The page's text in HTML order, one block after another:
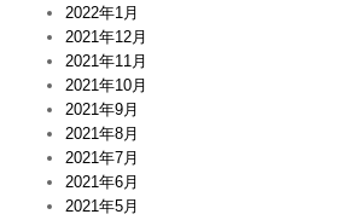
2022年1月
2021年12月
2021年11月
2021年10月
2021年9月
2021年8月
2021年7月
2021年6月
2021年5月